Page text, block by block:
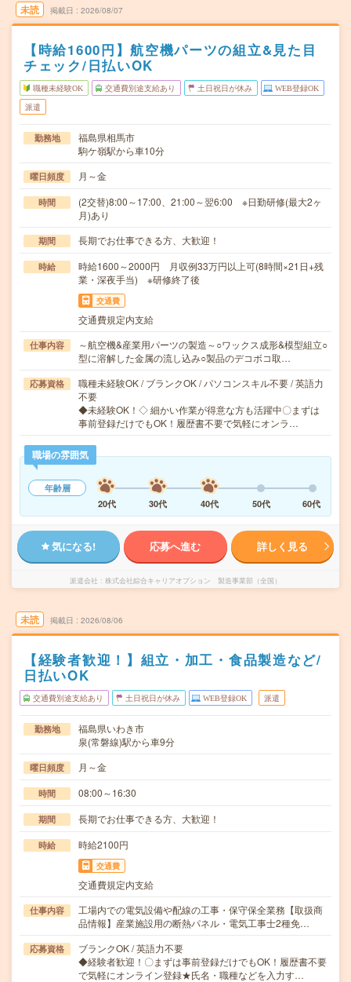
未読 掲載日 2026/08/07
【時給1600円】航空機パーツの組立&見た目
チェック/日払いOK
職種未経験OK 交通費別途支給あり 土日祝日が休み WEB登録OK
派遣
勤務地
福島県相馬市
駒ケ嶺駅から車10分
曜日頻度 月～金
時間
(2交替)8:00～17:00、21:00～翌6:00 ※日勤研修(最大2ヶ
月)あり
期間 長期でお仕事できる方、大歓迎！
時給
時給1600～2000円 月収例33万円以上可(8時間×21日+残
業・深夜手当) ※研修終了後
交通費
交通費規定内支給
仕事内容
～航空機&産業用パーツの製造～○ワックス成形&模型組立○
型に溶解した金属の流し込み○製品のデコボコ取…
応募資格
職種未経験OK / ブランクOK / パソコンスキル不要 / 英語力
不要
◆未経験OK！◇ 細かい作業が得意な方も活躍中〇まずは
事前登録だけでもOK！履歴書不要で気軽にオンラ…
職場の雰囲気
年齢層
20代
30代 40代 50代 60代
気になる! 応募へ進む 詳しく見る
派遣会社 株式会社綜合キャリアオプション 製造事業部（全国）
未読 掲載日 2026/08/06
【経験者歓迎！】組立・加工・食品製造など/
日払いOK
交通費別途支給あり 土日祝日が休み WEB登録OK 派遣
勤務地
福島県いわき市
泉(常磐線)駅から車9分
曜日頻度 月～金
時間 08:00～16:30
期間 長期でお仕事できる方、大歓迎！
時給 時給2100円
交通費
交通費規定内支給
仕事内容
工場内での電気設備や配線の工事・保守保全業務【取扱商
品情報】産業施設用の断熱パネル・電気工事士2種免…
応募資格
ブランクOK / 英語力不要
◆経験者歓迎！〇まずは事前登録だけでもOK！履歴書不要
で気軽にオンライン登録★氏名・職種などを入力す…